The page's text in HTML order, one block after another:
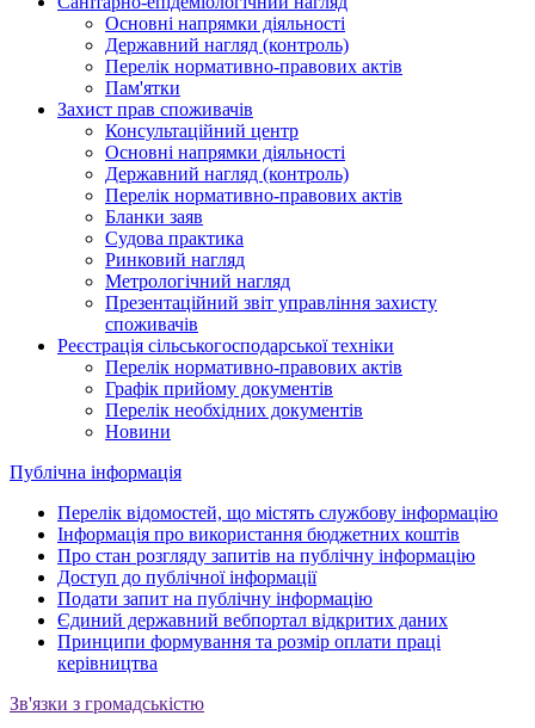
Основні напрямки діяльності
Державний нагляд (контроль)
Перелік нормативно-правових актів
Пам'ятки
Захист прав споживачів
Консультаційний центр
Основні напрямки діяльності
Державний нагляд (контроль)
Перелік нормативно-правових актів
Бланки заяв
Судова практика
Ринковий нагляд
Метрологічний нагляд
Презентаційний звіт управління захисту
споживачів
Реєстрація сільськогосподарської техніки
Перелік нормативно-правових актів
Графік прийому документів
Перелік необхідних документів
Новини
Публічна інформація
Перелік відомостей, що містять службову інформацію
Інформація про використання бюджетних коштів
Про стан розгляду запитів на публічну інформацію
Доступ до публічної інформації
Подати запит на публічну інформацію
Єдиний державний вебпортал відкритих даних
Принципи формування та розмір оплати праці
керівництва
Зв'язки з громадськістю